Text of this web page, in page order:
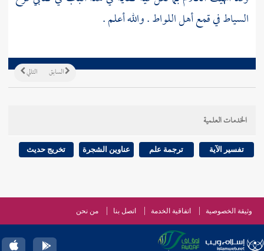
السياط في قمع أهل اللواط . والله أعلم .
التالي السابق
الخدمات العلمية
تفسير الآية ترجمة علم عناوين الشجرة تخريج حديث
وثيقة الخصوصية اتفاقية الخدمة اتصل بنا من نحن